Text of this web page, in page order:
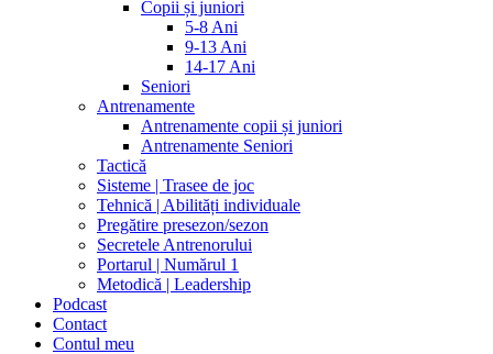
Copii și juniori
5-8 Ani
9-13 Ani
14-17 Ani
Seniori
Antrenamente
Antrenamente copii și juniori
Antrenamente Seniori
Tactică
Sisteme | Trasee de joc
Tehnică | Abilități individuale
Pregătire presezon/sezon
Secretele Antrenorului
Portarul | Numărul 1
Metodică | Leadership
Podcast
Contact
Contul meu